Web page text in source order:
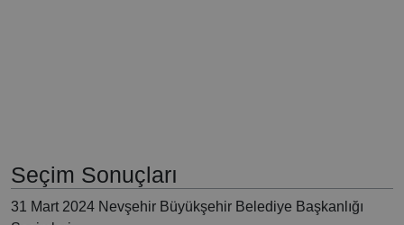
Seçim Sonuçları
31 Mart 2024 Nevşehir Büyükşehir Belediye Başkanlığı